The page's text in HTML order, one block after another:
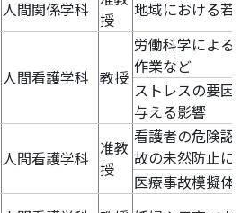
人間関係学科 授
地域における若
人間看護学科 教授
労働科学による
作業など
ストレスの要因
与える影響
人間看護学科 准教
授
看護者の危険認
故の未然防止に
医療事故模擬体